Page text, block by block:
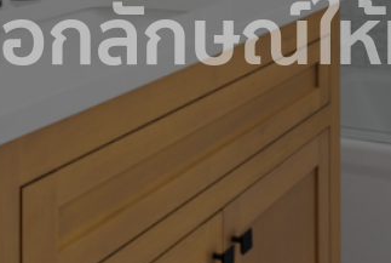
กลักษณ์ใ